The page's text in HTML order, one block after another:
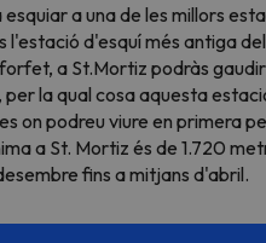
a una de les millors
l'estació d'esquí més antiga
a St.Mortiz podràs
la qual cosa aquesta
on podreu viure en primera
a St. Mortiz és de 1.720
fins a mitjans d'abril.